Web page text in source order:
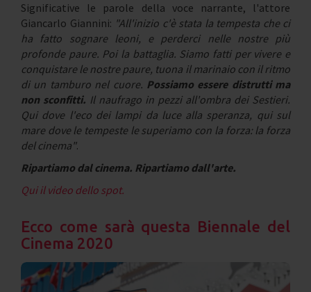
Significative le parole della voce narrante, l'attore
Giancarlo Giannini: "All'inizio c'è stata la tempesta che ci
ha fatto sognare leoni, e perderci nelle nostre più
profonde paure. Poi la battaglia. Siamo fatti per vivere e
conquistare le nostre paure, tuona il marinaio con il ritmo
di un tamburo nel cuore. Possiamo essere distrutti ma
non sconfitti. Il naufrago in pezzi all'ombra dei Sestieri.
Qui dove l'eco dei lampi da luce alla speranza, qui sul
mare dove le tempeste le superiamo con la forza: la forza
del cinema".
Ripartiamo dal cinema. Ripartiamo dall'arte.
Qui il video dello spot.
Ecco come sarà questa Biennale del
Cinema 2020